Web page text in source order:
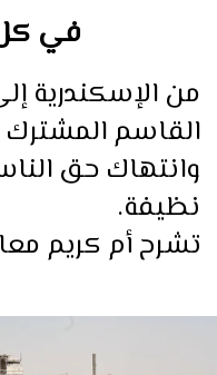
في
من الإسكندرية
القاسم المشترك
وانتهاك حق
نظيفة.
تشرح أم كريم